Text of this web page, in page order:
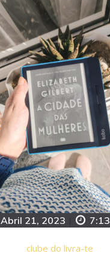
Abril 21, 2023 7:13
clube do livra-te